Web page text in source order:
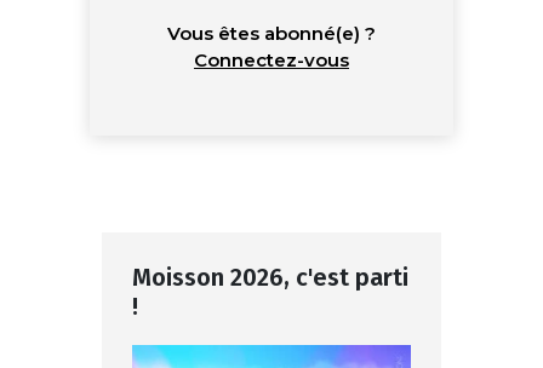
Vous êtes abonné(e) ?
Connectez-vous
Moisson 2026, c'est parti
!